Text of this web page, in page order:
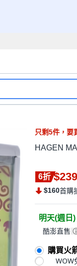
只剩5件， 要
HAGEN
6折 $239
$160首購
明天(週日)
酷澎直售
購買火
WOW